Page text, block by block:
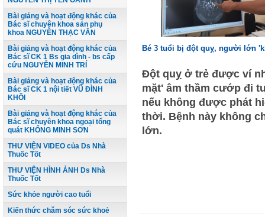
Bài giảng và hoạt động khác của
Bác sĩ chuyên khoa sản phụ
khoa NGUYỄN THẠC VĂN
Bài giảng và hoạt động khác của
Bác sĩ CK 1 Bs gia dình - bs cấp
cứu NGUYỄN MINH TRÍ
Bài giảng và hoạt động khác của
Bác sĩ CK 1 nội tiết VŨ ĐÌNH
KHÔI
Bài giảng và hoạt động khác của
Bác sĩ chuyên khoa ngoại tổng
quát KHỔNG MINH SƠN
THƯ VIỆN VIDEO của Ds Nhà
Thuốc Tốt
THƯ VIỆN HÌNH ẢNH Ds Nhà
Thuốc Tốt
Sức khỏe người cao tuổi
Kiến thức chăm sóc sức khoẻ
Bé 3 tuổi bị đột quỵ, người lớn
Đột quỵ ở trẻ được ví
mặt' âm thầm cướp đi
nếu không được phát
thời. Bệnh này không
lớn.